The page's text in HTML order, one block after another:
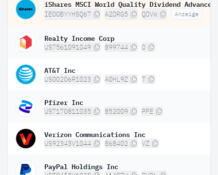
IE00BYYHSQ67 A2DRG5 QDVW Anzeige
Realty Income Corp
US7561091049 899744 O
AT&T Inc
US00206R1023 A0HL9Z T
Pfizer Inc
US7170811035 852009 PFE
Verizon Communications Inc
US92343V1044 868402 VZ
PayPal Holdings Inc